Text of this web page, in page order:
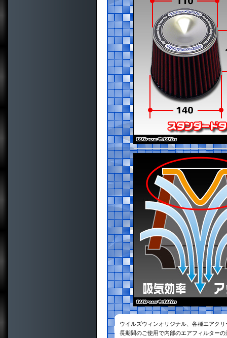
ウイルズウィンオリジナル、各種エアク
長期間のご使用で内部のエアフィルター